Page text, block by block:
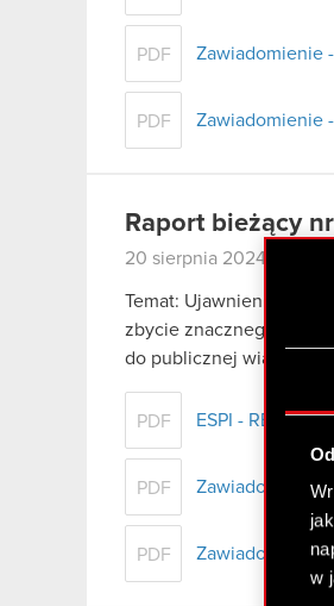
w
PDF Zawiadomienie
PDF Zawiadomienie
Raport bieżący
20 sierpnia 2024
Temat: Ujawnienie stanu
zbycie znacznego
do publicznej
PDF ESPI - RB 17/
PDF Zawiadomienie
PDF Zawiadomienie